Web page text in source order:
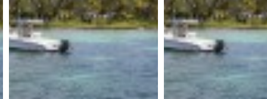
Carros Ayuda